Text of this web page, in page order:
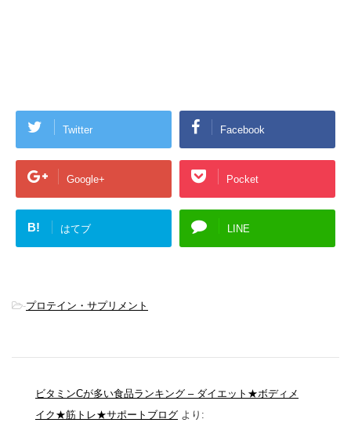
Twitter Facebook
Google+ Pocket
B! はてブ LINE
-プロテイン・サプリメント
ビタミンCが多い食品ランキング – ダイエット★ボディメ
イク★筋トレ★サポートブログ より: